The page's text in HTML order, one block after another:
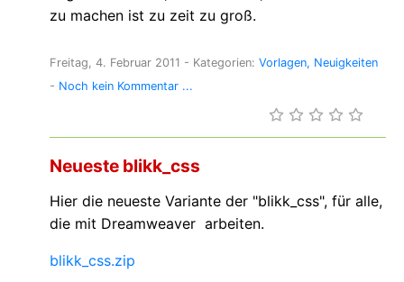
zu machen ist zu zeit zu groß.
Freitag, 4. Februar 2011 - Kategorien: Vorlagen Neuigkeiten
- Noch kein Kommentar ...
Neueste blikk_css
Hier die neueste Variante der "blikk_css", für alle,
die mit Dreamweaver arbeiten.
blikk_css.zip